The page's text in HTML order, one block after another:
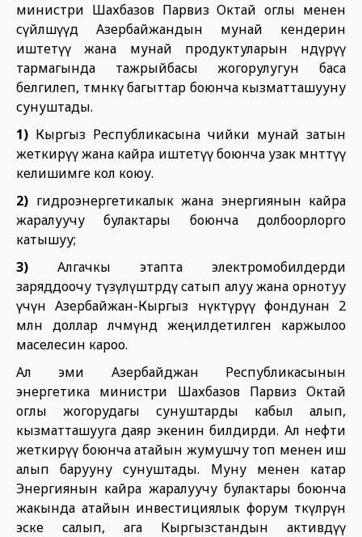
министри Шахбазов Парвиз Октай оглы менен
сүйлөшүүдө Азербайжандын мунай кендерин
иштетүү жана мунай продуктуларын өндүрүү
тармагында тажрыйбасы жогорулугун баса
белгилеп, төмөнкү багыттар боюнча кызматташууну
сунуштады.
1) Кыргыз Республикасына чийки мунай затын
жеткирүү жана кайра иштетүү боюнча узак мөөнөттүү
келишимге кол коюу.
2) гидроэнергетикалык жана энергиянын кайра
жаралуучу булактары боюнча долбоорлорго
катышуу;
3) Алгачкы этапта электромобилдерди
заряддоочу түзүлүштөрдү сатып алуу жана орнотуу
үчүн Азербайжан-Кыргыз өнүктүрүү фондунан 2
млн доллар өлчөмүндө жеңилдетилген каржылоо
маселесин кароо.
Ал эми Азербайджан Республикасынын
энергетика министри Шахбазов Парвиз Октай
оглы жогорудагы сунуштарды кабыл алып,
кызматташууга даяр экенин билдирди. Ал нефти
жеткирүү боюнча атайын жумушчу топ менен иш
алып барууну сунуштады. Муну менен катар
Энергиянын кайра жаралуучу булактары боюнча
жакында атайын инвестициялык форум өткүлөөрүн
эске салып, ага Кыргызстандын активдүү